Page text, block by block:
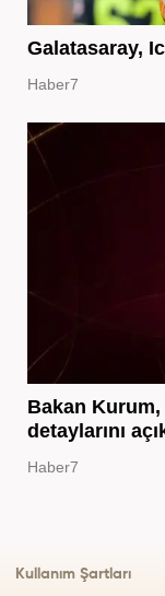
Galatasaray,
Haber7
Bakan Kurum,
detaylarını
Haber7
Kullanım Şartları